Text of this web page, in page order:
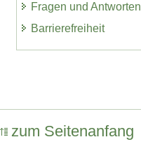
Fragen und Antworten
Barrierefreiheit
zum Seitenanfang